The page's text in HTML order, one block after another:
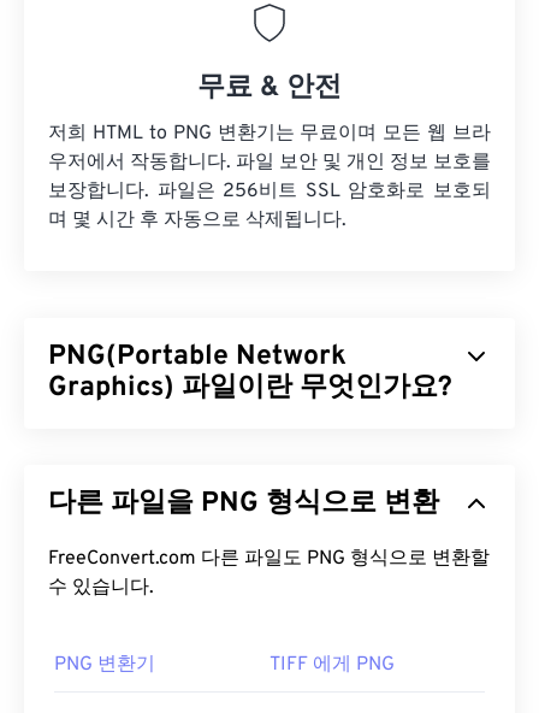
무료 & 안전
저희 HTML to PNG 변환기는 무료이며 모든 웹 브라
우저에서 작동합니다. 파일 보안 및 개인 정보 보호를
보장합니다. 파일은 256비트 SSL 암호화로 보호되
며 몇 시간 후 자동으로 삭제됩니다.
PNG(Portable Network
Graphics) 파일이란 무엇인가요?
PNG 이미지는RGB또는 RGBA색상을 사용할 수 있
에 사용하기 적합합니다. PNG는 투명도가 더 높은 애
니메이션도 지원합니다(
는개방형 포맷
다른 파일을 PNG 형식으로 변환
FreeConvert.com 다른 파일도 PNG 형식으로 변환할
수 있습니다.
PNG 변환기 TIFF 에게 PNG